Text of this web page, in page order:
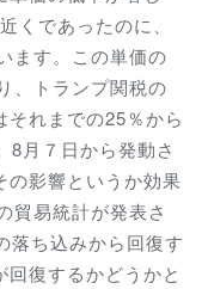
くであったのに、
ます。この単価の
、トランプ関税の
れまでの25％から
8月７日から発動さ
の影響というか効果
貿易統計が発表さ
落ち込みから回復す
復するかどうかと